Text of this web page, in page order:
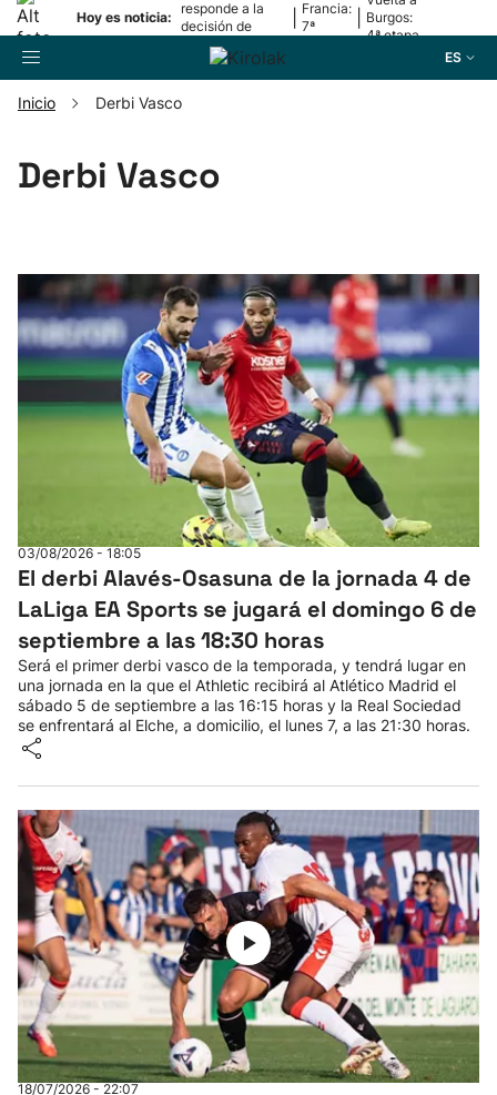
Hoy es noticia:
responde a la
decisión de
Oriamendi
Francia:
7ª
Burgos:
4ª etapa
ES
Pelota
Remo
Baloncesto
Herri-kirolak
Balonmano
Kirolak 360
Atletismo
Más deportes
"Helmuga"
Inicio Derbi Vasco
Derbi Vasco
03/08/2026 - 18:05
El derbi Alavés-Osasuna de la jornada 4 de
LaLiga EA Sports se jugará el domingo 6 de
septiembre a las 18:30 horas
Será el primer derbi vasco de la temporada, y tendrá lugar en
una jornada en la que el Athletic recibirá al Atlético Madrid el
sábado 5 de septiembre a las 16:15 horas y la Real Sociedad
se enfrentará al Elche, a domicilio, el lunes 7, a las 21:30 horas.
18/07/2026 - 22:07